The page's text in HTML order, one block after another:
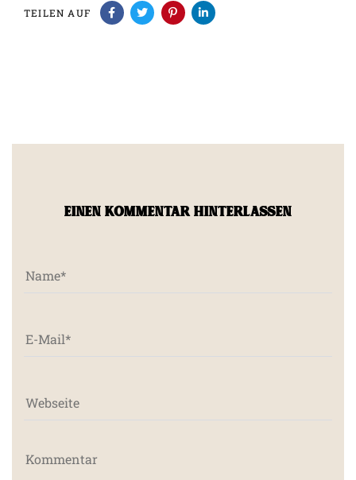
TEILEN AUF
EINEN KOMMENTAR HINTERLASSEN